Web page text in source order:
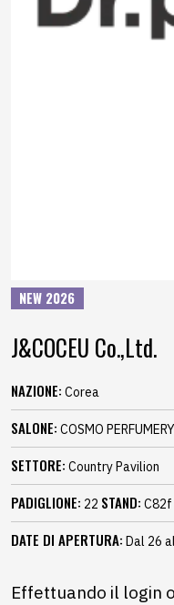
NEW 2026
J&COCEU Co.,Ltd.
NAZIONE: Corea
SALONE: COSMO
SETTORE: Country Pavilion
PADIGLIONE: 22 STAND: C82f
DATE DI APERTURA: Dal 26
Effettuando il login